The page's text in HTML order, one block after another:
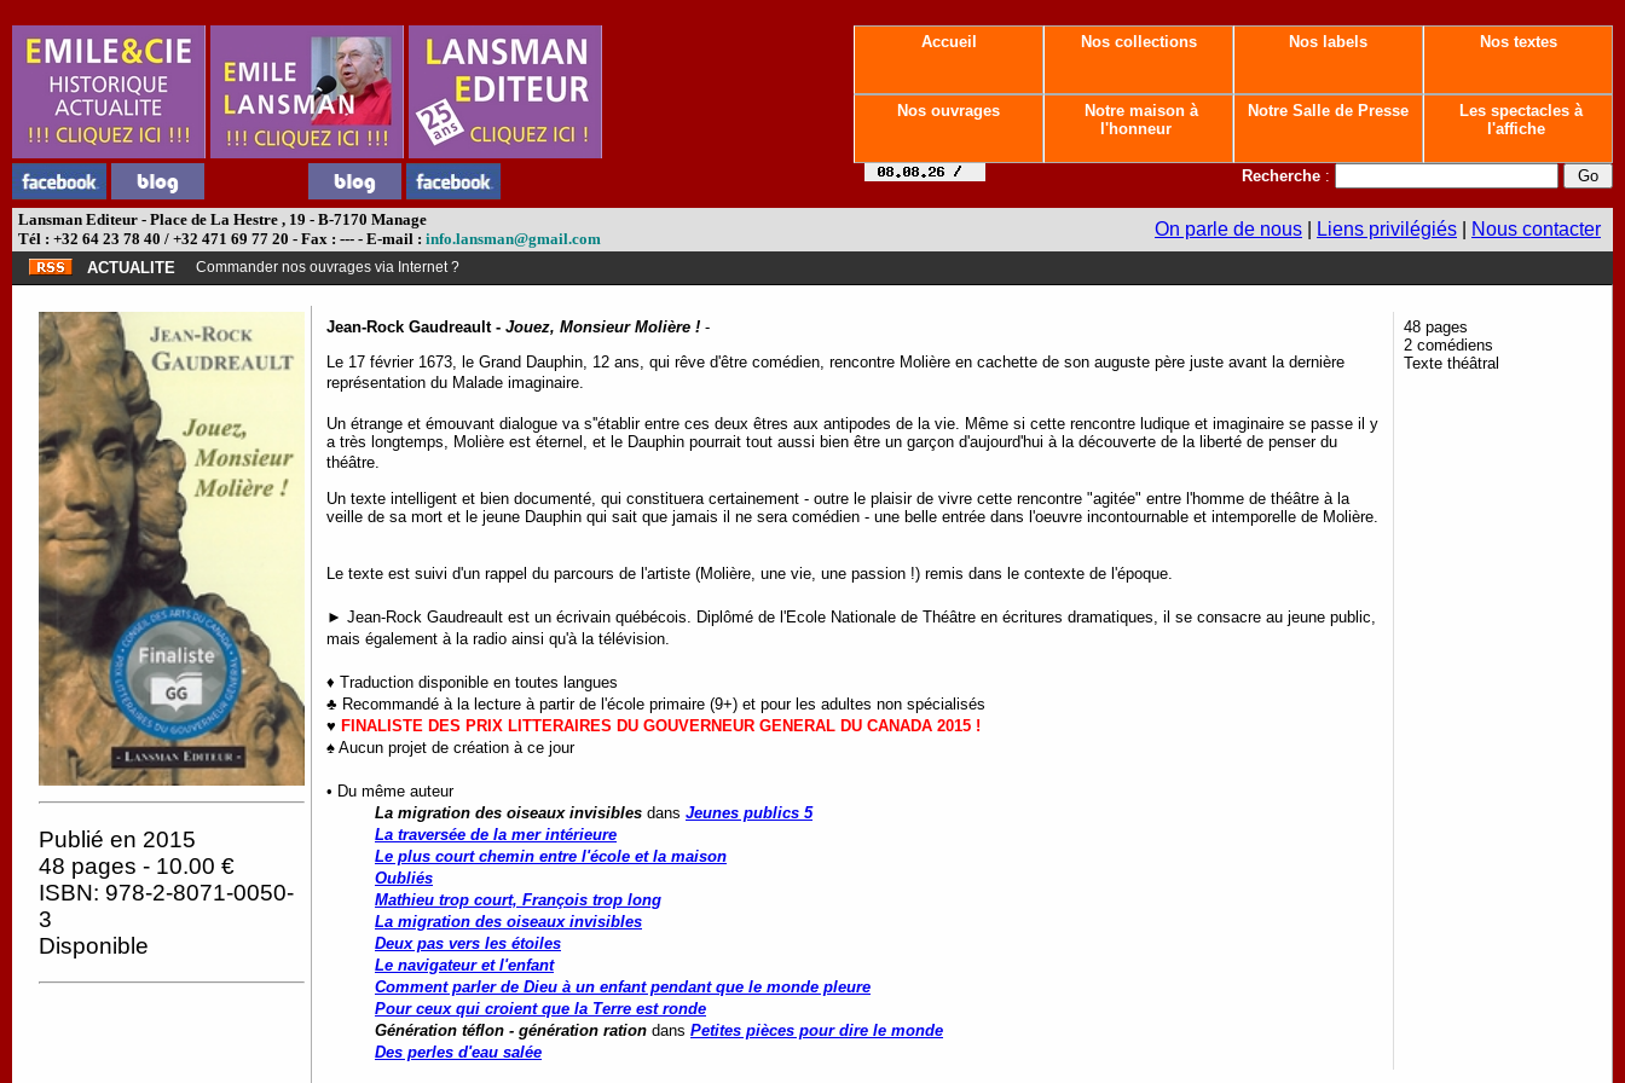
Accueil Nos collections Nos labels Nos textes
Nos ouvrages
Notre maison à
l'honneur
Notre Salle de Presse
Les spectacles à
l'affiche
Recherche :
Lansman Editeur - Place de La Hestre , 19 - B-7170 Manage
Tél : +32 64 23 78 40 / +32 471 69 77 20 - Fax : --- - E-mail : info.lansman@gmail.com On parle de nous Liens privilégiés Nous contacter
ACTUALITE Commander nos ouvrages via Internet ?
Publié en 2015
48 pages - 10.00 €
ISBN: 978-2-8071-0050-
3
Disponible
Jean-Rock Gaudreault - Jouez, Monsieur Molière ! -
Le 17 février 1673, le Grand Dauphin, 12 ans, qui rêve d'être comédien, rencontre Molière en cachette de son auguste père juste avant la dernière
représentation du Malade imaginaire.
Un étrange et émouvant dialogue va s''établir entre ces deux êtres aux antipodes de la vie. Même si cette rencontre ludique et imaginaire se passe il y
a très longtemps, Molière est éternel, et le Dauphin pourrait tout aussi bien être un garçon d'aujourd'hui à la découverte de la liberté de penser du
théâtre.
Un texte intelligent et bien documenté, qui constituera certainement - outre le plaisir de vivre cette rencontre "agitée" entre l'homme de théâtre à la
veille de sa mort et le jeune Dauphin qui sait que jamais il ne sera comédien - une belle entrée dans l'oeuvre incontournable et intemporelle de Molière.
Le texte est suivi d'un rappel du parcours de l'artiste (Molière, une vie, une passion !) remis dans le contexte de l'époque.
► Jean-Rock Gaudreault est un écrivain québécois. Diplômé de l'Ecole Nationale de Théâtre en écritures dramatiques, il se consacre au jeune public,
mais également à la radio ainsi qu'à la télévision.
♦ Traduction disponible en toutes langues
♣ Recommandé à la lecture à partir de l'école primaire (9+) et pour les adultes non spécialisés
♥ FINALISTE DES PRIX LITTERAIRES DU GOUVERNEUR GENERAL DU CANADA 2015 !
♠ Aucun projet de création à ce jour
• Du même auteur
La migration des oiseaux invisibles dans Jeunes publics 5
La traversée de la mer intérieure
Le plus court chemin entre l'école et la maison
Oubliés
Mathieu trop court, François trop long
La migration des oiseaux invisibles
Deux pas vers les étoiles
Le navigateur et l'enfant
Comment parler de Dieu à un enfant pendant que le monde pleure
Pour ceux qui croient que la Terre est ronde
Génération téflon - génération ration dans Petites pièces pour dire le monde
Des perles d'eau salée
48 pages
2 comédiens
Texte théâtral